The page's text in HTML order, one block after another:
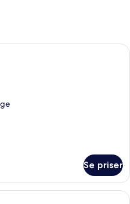
Et soveværelse med træramme, stor
Se priser